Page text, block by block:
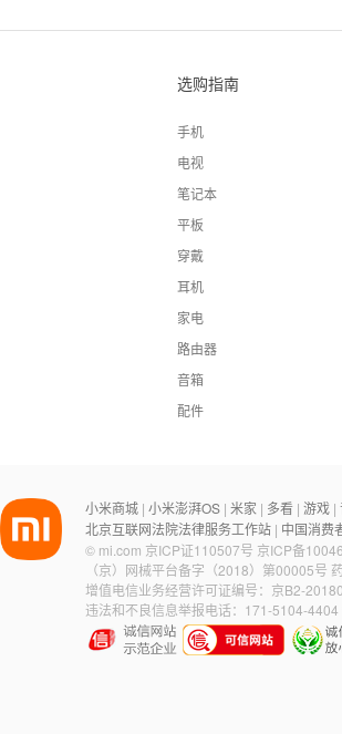
选购指南
手机
电视
笔记本
平板
穿戴
耳机
家电
路由器
音箱
配件
小米商城 | 小米澎湃OS | 米家 | 多看 | 游戏 |
北京互联网法院法律服务工作站 | 中国消费
© mi.com 京ICP证110507号 京ICP备
（京）网械平台备字（2018）第00005号
增值电信业务经营许可证编号：京B2-
违法和不良信息举报电话：171-5104-4404